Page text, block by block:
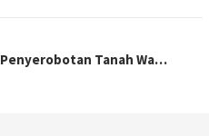
Tanah Wa…